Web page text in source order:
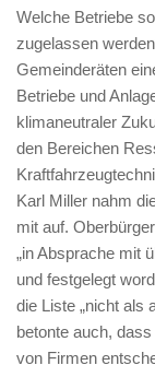
Welche Betriebe
zugelassen
Gemeinderäten
Betriebe und
klimaneutraler
den Bereichen
Karl Miller nahm
mit auf.
„in Absprache mit
und festgelegt
die Liste „nicht als
betonte auch,
von Firmen